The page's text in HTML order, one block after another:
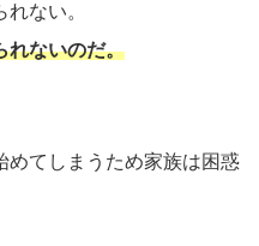
ない。
れないのだ。
めてしまうため家族は困惑